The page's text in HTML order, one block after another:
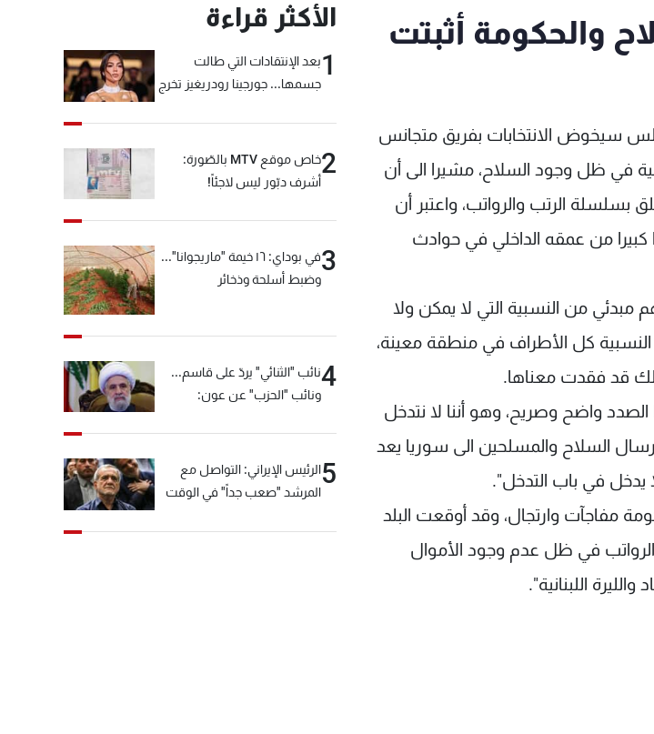
والحكومة أثبتت
سيخوض الانتخابات بفريق متجانس
في ظل وجود السلاح، مشيرا الى أن
الرتب والرواتب، واعتبر أن
من عمقه الداخلي في حوادث
من النسبية التي لا يمكن ولا
كل الأطراف في منطقة معينة،
قد فقدت معناها.
واضح وصريح، وهو أننا لا نتدخل
السلاح والمسلحين الى سوريا يعد
يدخل في باب التدخل".
مفاجآت وارتجال، وقد أوقعت البلد
في ظل عدم وجود الأموال
اللبنانية".
الأكثر قراءة
1بعد الإنتقادات التي طالت
جسمها... جورجينا رودريغيز تخرج
2
خاص موقع MTV بالصّورة:
أشرف دبّور ليس لاجئاً!
3
في بوداي: ١٦ خيمة "ماريجوانا"...
وضبط أسلحة وذخائر
4نائب "الثنائي" يردّ على قاسم...
ونائب "الحزب" عن عون:
5الرئيس الإيراني: التواصل مع
المرشد "صعب جداً" في الوقت